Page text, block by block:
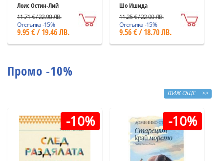
Лоис Остин-Лий
11.71 € / 22.90 ЛВ.
Отстъпка -15%
9.95 € / 19.46 ЛВ.
Шо Ишида
11.25 € / 22.00 ЛВ.
Отстъпка -15%
9.56 € / 18.70 ЛВ.
Промо -10%
ВИЖ ОЩЕ >>
-10% -10%